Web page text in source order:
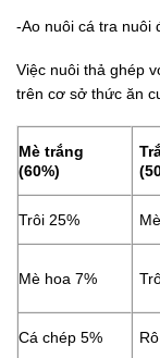
-Ao nuôi cá tra nuôi
Việc nuôi thả ghép
trên cơ sở thức ăn
Mè trắng
(60%)
Trôi 25%
Mè hoa 7%
Cá chép 5%